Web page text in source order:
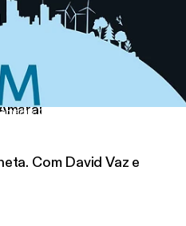
Com João Baptista e Helena
à Vista. Com Rosário
Reboleira
Remédio. Com João
Com David Vaz e